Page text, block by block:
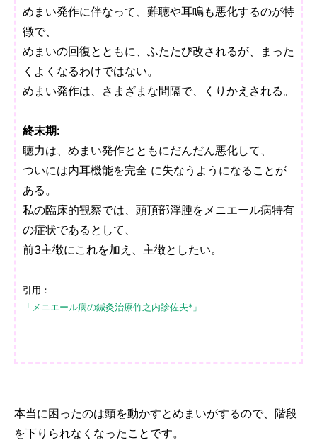
めまい発作に伴なって、難聴や耳鳴も悪化するのが特
徴で、
めまいの回復とともに、ふたたび改されるが、まった
くよくなるわけではない。
めまい発作は、さまざまな間隔で、くりかえされる。
終末期:
聴力は、めまい発作とともにだんだん悪化して、
ついには内耳機能を完全 に失なうようになることが
ある。
私の臨床的観察では、頭頂部浮腫をメニエール病特有
の症状であるとして、
前3主徴にこれを加え、主徴としたい。
引用：
「メニエール病の鍼灸治療竹之内診佐夫*」
本当に困ったのは頭を動かすとめまいがするので、階段
を下りられなくなったことです。